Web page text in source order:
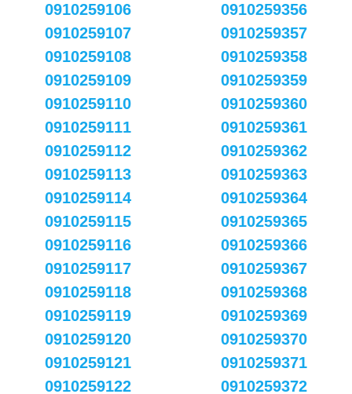
0910259106
0910259107
0910259108
0910259109
0910259110
0910259111
0910259112
0910259113
0910259114
0910259115
0910259116
0910259117
0910259118
0910259119
0910259120
0910259121
0910259122
0910259356
0910259357
0910259358
0910259359
0910259360
0910259361
0910259362
0910259363
0910259364
0910259365
0910259366
0910259367
0910259368
0910259369
0910259370
0910259371
0910259372